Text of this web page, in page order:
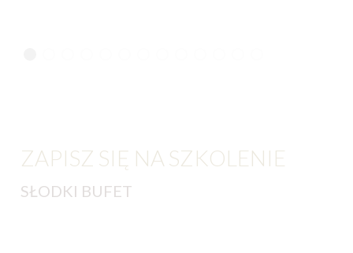
ZAPISZ SIĘ NA SZKOLENIE
SŁODKI BUFET